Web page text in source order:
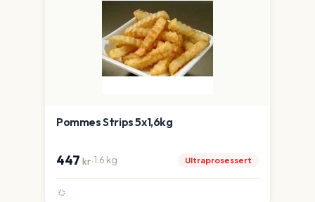
Pommes Strips 5x1,6kg
447 kr·1.6 kg Ultraprosessert